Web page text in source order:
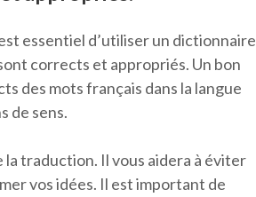
essentiel d’utiliser un dictionnaire
corrects et appropriés. Un bon
des mots français dans la langue
de sens.
traduction. Il vous aidera à éviter
vos idées. Il est important de